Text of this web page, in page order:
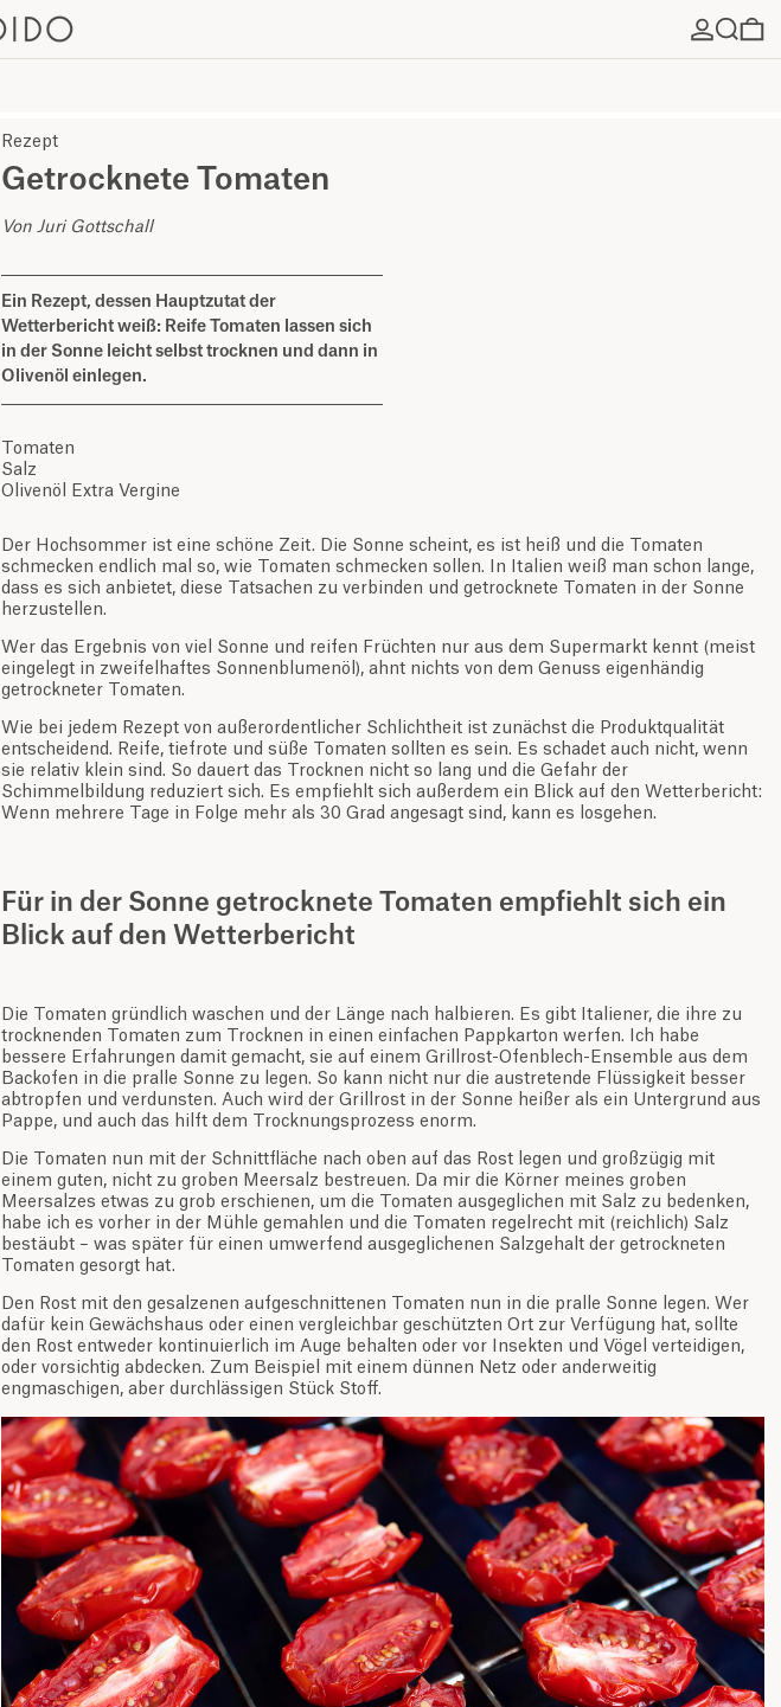
Suchen0
Rezept
Getrocknete Tomaten
Von Juri Gottschall
Ein Rezept, dessen Hauptzutat der
Wetterbericht weiß: Reife Tomaten lassen sich
in der Sonne leicht selbst trocknen und dann in
Olivenöl einlegen.
Tomaten
Salz
Olivenöl Extra Vergine
Der Hochsommer ist eine schöne Zeit. Die Sonne scheint, es ist heiß und die Tomaten
schmecken endlich mal so, wie Tomaten schmecken sollen. In Italien weiß man schon lange,
dass es sich anbietet, diese Tatsachen zu verbinden und getrocknete Tomaten in der Sonne
herzustellen.
Wer das Ergebnis von viel Sonne und reifen Früchten nur aus dem Supermarkt kennt (meist
eingelegt in zweifelhaftes Sonnenblumenöl), ahnt nichts von dem Genuss eigenhändig
getrockneter Tomaten.
Wie bei jedem Rezept von außerordentlicher Schlichtheit ist zunächst die Produktqualität
entscheidend. Reife, tiefrote und süße Tomaten sollten es sein. Es schadet auch nicht, wenn
sie relativ klein sind. So dauert das Trocknen nicht so lang und die Gefahr der
Schimmelbildung reduziert sich. Es empfiehlt sich außerdem ein Blick auf den Wetterbericht:
Wenn mehrere Tage in Folge mehr als 30 Grad angesagt sind, kann es losgehen.
Für in der Sonne getrocknete Tomaten empfiehlt sich ein
Blick auf den Wetterbericht
Die Tomaten gründlich waschen und der Länge nach halbieren. Es gibt Italiener, die ihre zu
trocknenden Tomaten zum Trocknen in einen einfachen Pappkarton werfen. Ich habe
bessere Erfahrungen damit gemacht, sie auf einem Grillrost-Ofenblech-Ensemble aus dem
Backofen in die pralle Sonne zu legen. So kann nicht nur die austretende Flüssigkeit besser
abtropfen und verdunsten. Auch wird der Grillrost in der Sonne heißer als ein Untergrund aus
Pappe, und auch das hilft dem Trocknungsprozess enorm.
Die Tomaten nun mit der Schnittfläche nach oben auf das Rost legen und großzügig mit
einem guten, nicht zu groben Meersalz bestreuen. Da mir die Körner meines groben
Meersalzes etwas zu grob erschienen, um die Tomaten ausgeglichen mit Salz zu bedenken,
habe ich es vorher in der Mühle gemahlen und die Tomaten regelrecht mit (reichlich) Salz
bestäubt – was später für einen umwerfend ausgeglichenen Salzgehalt der getrockneten
Tomaten gesorgt hat.
Den Rost mit den gesalzenen aufgeschnittenen Tomaten nun in die pralle Sonne legen. Wer
dafür kein Gewächshaus oder einen vergleichbar geschützten Ort zur Verfügung hat, sollte
den Rost entweder kontinuierlich im Auge behalten oder vor Insekten und Vögel verteidigen,
oder vorsichtig abdecken. Zum Beispiel mit einem dünnen Netz oder anderweitig
engmaschigen, aber durchlässigen Stück Stoff.